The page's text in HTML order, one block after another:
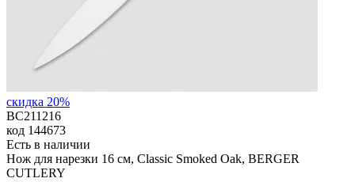
скидка 20%
BC211216
код 144673
Есть в наличии
Нож для нарезки 16 см, Classic Smoked Oak, BERGER
CUTLERY